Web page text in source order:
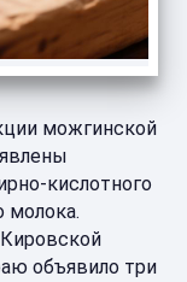
можгинской
кислотного
молока.
объявило три